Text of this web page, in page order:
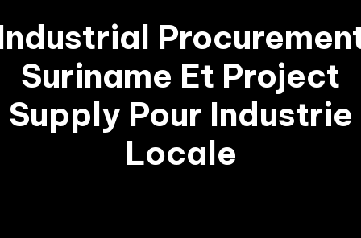
Suriname Et Project
Supply Pour Industrie
Locale